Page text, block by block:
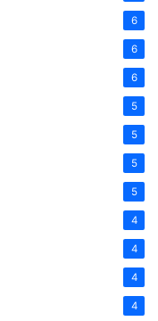
6
6
6
5
5
5
5
4
4
4
4